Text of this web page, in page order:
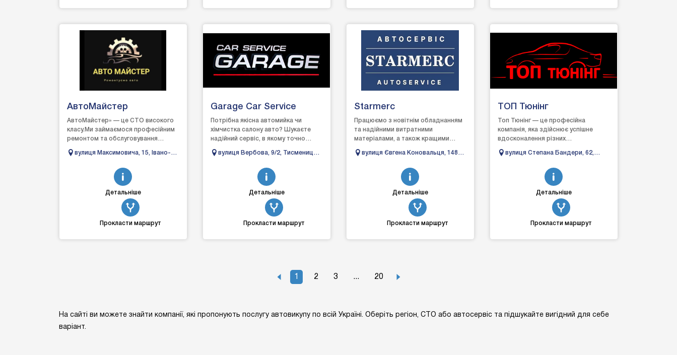
АвтоМайстер
АвтоМайстер» — це СТО високого
класу.Ми займаємося професійним
ремонтом та обслуговування
досвідчені спеціалісти у свої...
вулиця Максимовича, 15, Івано-
Детальніше
Прокласти маршрут
Garage Car Service
Потрібна якісна автомийка чи
хімчистка салону авто? Шукаєте
надійний сервіс, в якому точно
його відремонтують? «Gara...
вулиця Вербова, 9/2, Тисмениця,
Детальніше
Прокласти маршрут
Starmerc
Працюємо з новітнім обладнанням
та надійними витратними
матеріалами, а також кращими
досягнення відмінного результату...
вулиця Євгена Коновальця, 148б,
Франківська область
Детальніше
Прокласти маршрут
ТОП Тюнінг
Топ Тюнінг — це професійна
компанія, яка здійснює успішне
вдосконалення різних
навіть вибагливих клієнтів. ...
вулиця Степана Бандери, 62,
Франківська область
Детальніше
Прокласти маршрут
1 2 3 ... 20
На сайті ви можете знайти компанії, які пропонують послугу автовикупу по всій Україні. Оберіть регіон, СТО або автосервіс та підшукайте вигідний для себе
варіант.